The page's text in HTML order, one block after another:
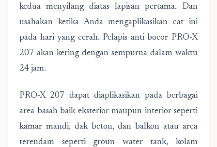
kedua menyilang diatas lapisan pertama. Dan
usahakan ketika Anda mengaplikasikan cat ini
pada hari yang cerah. Pelapis anti bocor PRO-X
207 akan kering dengan sempurna dalam waktu
24 jam.
PRO-X 207 dapat diaplikasikan pada berbagai
area basah baik eksterior maupun interior seperti
kamar mandi, dak beton, dan balkon atau area
terendam seperti groun water tank, kolam